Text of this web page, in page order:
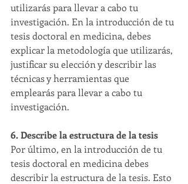
utilizarás para llevar a cabo tu
investigación. En la introducción de tu
tesis doctoral en medicina, debes
explicar la metodología que utilizarás,
justificar su elección y describir las
técnicas y herramientas que
emplearás para llevar a cabo tu
investigación.
6. Describe la estructura de la tesis
Por último, en la introducción de tu
tesis doctoral en medicina debes
describir la estructura de la tesis. Esto